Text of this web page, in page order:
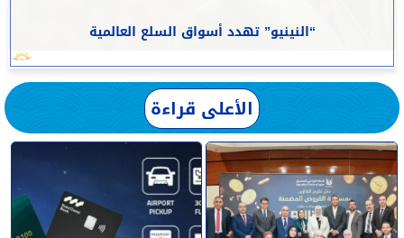
“النينيو” تهدد أسواق السلع العالمية
الأعلى قراءة